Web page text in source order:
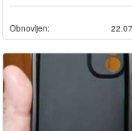
Obnovljen: